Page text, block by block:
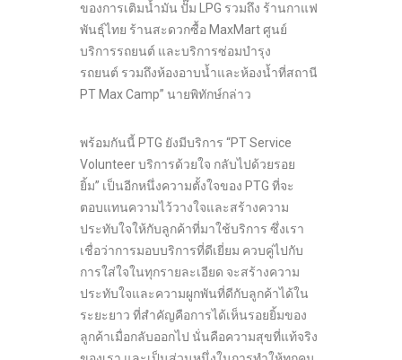
ของการเติมน้ำมัน ปั๊ม LPG รวมถึง ร้านกาแฟ
พันธุ์ไทย ร้านสะดวกซื้อ MaxMart ศูนย์
บริการรถยนต์ และบริการซ่อมบำรุง
รถยนต์ รวมถึงห้องอาบน้ำและห้องน้ำที่สถานี
PT Max Camp” นายพิทักษ์กล่าว
พร้อมกันนี้ PTG ยังมีบริการ “PT Service
Volunteer บริการด้วยใจ กลับไปด้วยรอย
ยิ้ม” เป็นอีกหนึ่งความตั้งใจของ PTG ที่จะ
ตอบแทนความไว้วางใจและสร้างความ
ประทับใจให้กับลูกค้าที่มาใช้บริการ ซึ่งเรา
เชื่อว่าการมอบบริการที่ดีเยี่ยม ควบคู่ไปกับ
การใส่ใจในทุกรายละเอียด จะสร้างความ
ประทับใจและความผูกพันที่ดีกับลูกค้าได้ใน
ระยะยาว ที่สำคัญคือการได้เห็นรอยยิ้มของ
ลูกค้าเมื่อกลับออกไป นั่นคือความสุขที่แท้จริง